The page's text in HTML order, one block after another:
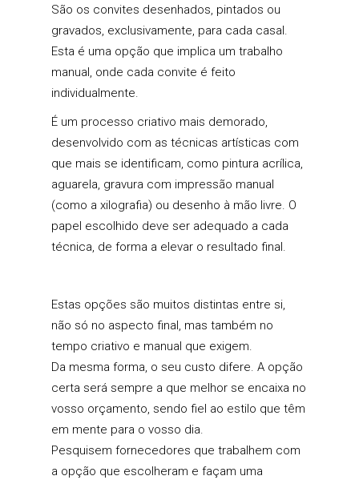
São os convites desenhados, pintados ou
gravados, exclusivamente, para cada casal.
Esta é uma opção que implica um trabalho
manual, onde cada convite é feito
individualmente.
É um processo criativo mais demorado,
desenvolvido com as técnicas artísticas com
que mais se identificam, como pintura acrílica,
aguarela, gravura com impressão manual
(como a xilografia) ou desenho à mão livre. O
papel escolhido deve ser adequado a cada
técnica, de forma a elevar o resultado final.
Estas opções são muitos distintas entre si,
não só no aspecto final, mas também no
tempo criativo e manual que exigem.
Da mesma forma, o seu custo difere. A opção
certa será sempre a que melhor se encaixa no
vosso orçamento, sendo fiel ao estilo que têm
em mente para o vosso dia.
Pesquisem fornecedores que trabalhem com
a opção que escolheram e façam uma